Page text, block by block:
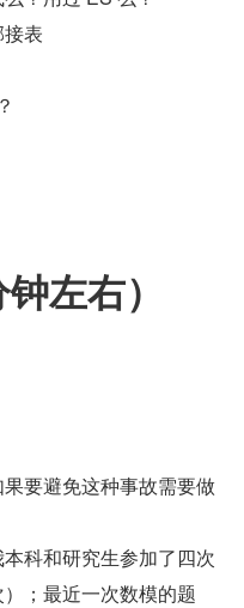
表
左右）
要避免这种事故需要做
科和研究生参加了四次
；最近一次数模的题